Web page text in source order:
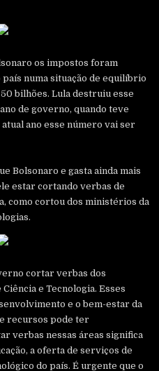
os impostos foram
numa situação de equilíbrio
bilhões. Lula destruiu esse
de governo, quando teve
ano esse número vai ser
Bolsonaro e gasta ainda mais
estar cortando verbas de
como cortou dos ministérios da
cortar verbas dos
e Tecnologia. Esses
e o bem-estar da
recursos pode ter
verbas nessas áreas significa
a oferta de serviços de
do país. É urgente que o